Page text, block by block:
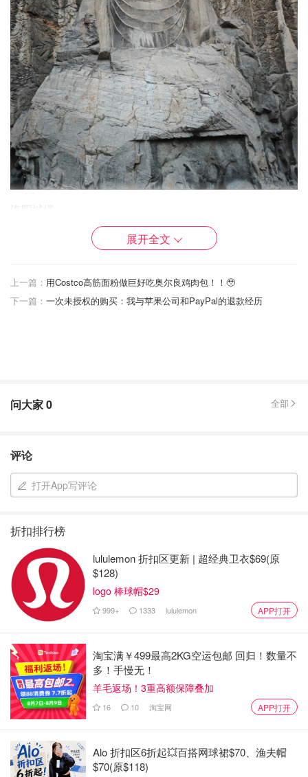
洛阳城楼
展开全文
上一篇： 用Costco高筋面粉做巨好吃奥尔良鸡肉包！！🥹
下一篇： 一次未授权的购买：我与苹果公司和PayPal的退款经历
问大家0 全部
评论
打开App写评论
折扣排行榜
lululemon 折扣区更新 | 超经典卫衣$69(原
$128)
logo 棒球帽$29
999+ 1333 lululemon APP打开
淘宝满￥499最高2KG空运包邮 回归！数量不
多！手慢无！
羊毛返场！3重高额保障叠加
16 10 淘宝网 APP打开
Alo 折扣区6折起💥百搭网球裙$70、渔夫帽
$70(原$118)